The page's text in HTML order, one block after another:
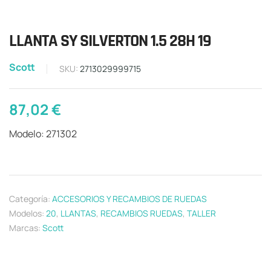
LLANTA SY SILVERTON 1.5 28H 19
Scott SKU: 2713029999715
87,02€
Modelo: 271302
Categoría: ACCESORIOS Y RECAMBIOS DE RUEDAS
Modelos: 20, LLANTAS, RECAMBIOS RUEDAS, TALLER
Marcas: Scott